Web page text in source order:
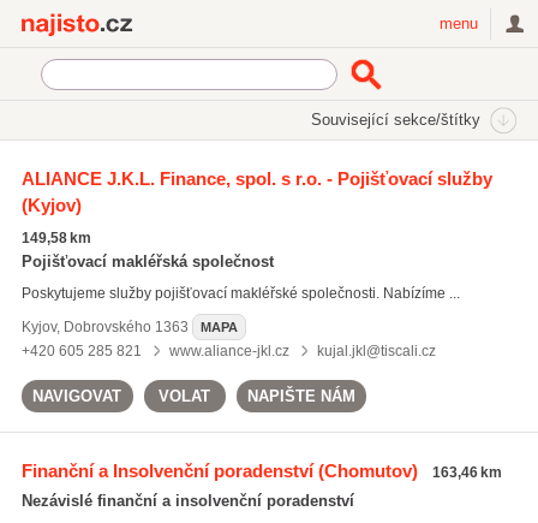
menu
Související sekce/štítky
havarijní pojištění
pojištění domácností
pojištění majetku
(1217)
Všechny související štítky
ALIANCE J.K.L. Finance, spol. s r.o. - Pojišťovací služby
(Kyjov)
149,58 km
Pojišťovací makléřská společnost
Poskytujeme služby pojišťovací makléřské společnosti. Nabízíme ...
Kyjov, Dobrovského 1363 MAPA
+420 605 285 821 www.aliance-jkl.cz kujal.jkl@tiscali.cz
NAVIGOVAT VOLAT NAPIŠTE NÁM
Finanční a Insolvenční poradenství(Chomutov) 163,46 km
Nezávislé finanční a insolvenční poradenství